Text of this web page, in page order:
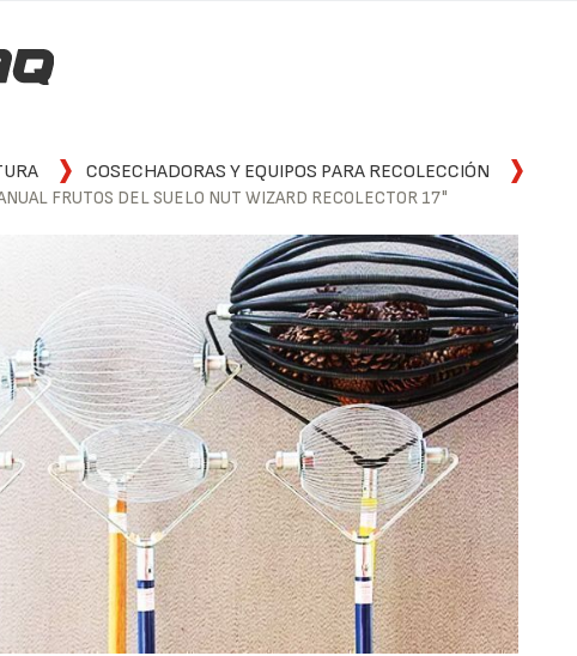
COSECHADORAS Y EQUIPOS PARA RECOLECCIÓN
FRUTOS DEL SUELO NUT WIZARD RECOLECTOR 17"